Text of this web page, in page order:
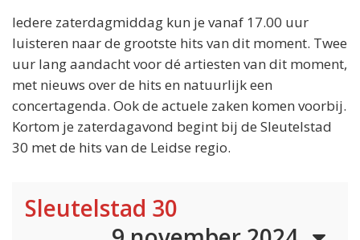
Iedere zaterdagmiddag kun je vanaf 17.00 uur
luisteren naar de grootste hits van dit moment. Twee
uur lang aandacht voor dé artiesten van dit moment,
met nieuws over de hits en natuurlijk een
concertagenda. Ook de actuele zaken komen voorbij.
Kortom je zaterdagavond begint bij de Sleutelstad
30 met de hits van de Leidse regio.
Sleutelstad 30